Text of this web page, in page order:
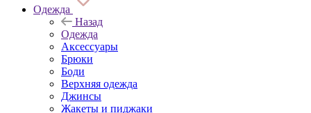
Одежда
Назад
Одежда
Аксессуары
Брюки
Боди
Верхняя одежда
Джинсы
Жакеты и пиджаки